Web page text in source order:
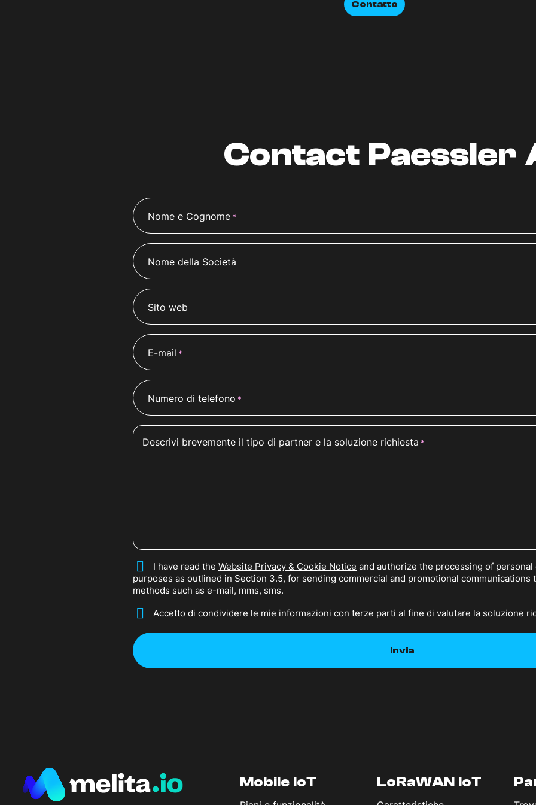
Contatto
Contact Paessler
Nome e Cognome *
Nome della Società
Sito web
E-mail *
Numero di telefono *
Descrivi brevemente il tipo di partner e la soluzione richiesta *
* I have read the Website Privacy & Cookie Notice and authorize the processing of
purposes as outlined in Section 3.5, for sending commercial and promotional communications
methods such as e-mail, mms, sms.
* Accetto di condividere le mie informazioni con terze parti al fine di valutare la soluzione
Mobile IoT LoRaWAN IoT